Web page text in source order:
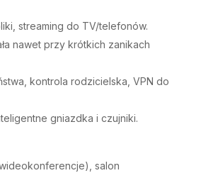
streaming do TV/telefonów.
nawet przy krótkich zanikach
kontrola rodzicielska, VPN do
gniazdka i czujniki.
salon